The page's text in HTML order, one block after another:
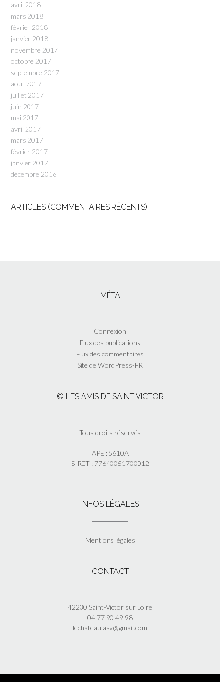
avril 2018
mars 2018
février 2018
janvier 2018
novembre 2017
octobre 2017
septembre 2017
août 2017
juillet 2017
juin 2017
mai 2017
avril 2017
mars 2017
février 2017
janvier 2017
décembre 2016
ARTICLES (COMMENTAIRES RÉCENTS)
MÉTA
Connexion
Flux des publications
Flux des commentaires
Site de WordPress-FR
© LES AMIS DE SAINT VICTOR
Tous droits réservés
APE : 5610A
SIRET : 77640051700012
INFOS LÉGALES
Mentions légales
CONTACT
42230 Saint-Victor sur Loire
04 77 90 49 98
lechateau.asv@gmail.com